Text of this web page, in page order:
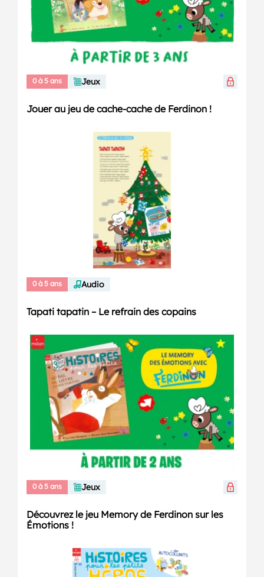
0 à 5 ans Jeux
Jouer au jeu de cache-cache de Ferdinon !
0 à 5 ans Audio
Tapati tapatin – Le refrain des copains
0 à 5 ans Jeux
Découvrez le jeu Memory de Ferdinon sur les
Émotions !